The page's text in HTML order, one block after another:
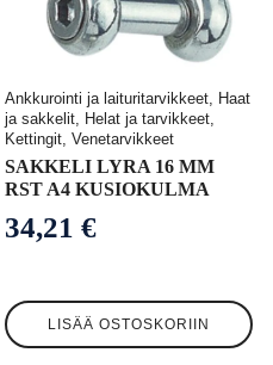
Ankkurointi ja laituritarvikkeet, Haat
ja sakkelit, Helat ja tarvikkeet,
Kettingit, Venetarvikkeet
SAKKELI LYRA 16 MM
RST A4 KUSIOKULMA
34,21€
LISÄÄ OSTOSKORIIN